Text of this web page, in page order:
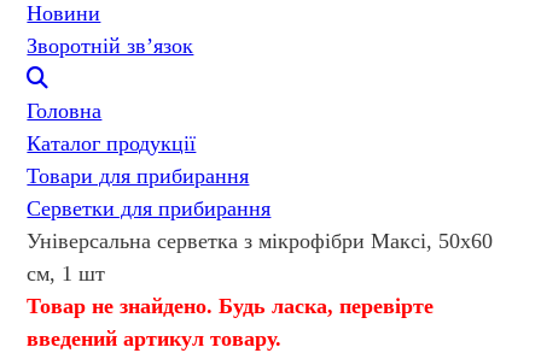
Новини
Зворотній зв’язок
Головна
Каталог продукції
Товари для прибирання
Серветки для прибирання
Універсальна серветка з мікрофібри Максі, 50х60
см, 1 шт
Товар не знайдено. Будь ласка, перевірте
введений артикул товару.